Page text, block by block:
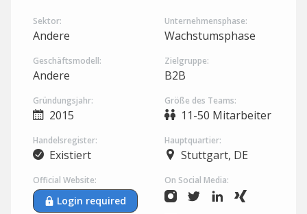
Sektor:
Andere
Unternehmensphase:
Wachstumsphase
Geschäftsmodell:
Andere
Zielgruppe:
B2B
Gründungsjahr:
2015
Größe des Teams:
11-50 Mitarbeiter
Handelsregister:
Existiert
Hauptquartier:
Stuttgart, DE
Official Website:
Login required
On Social Media: